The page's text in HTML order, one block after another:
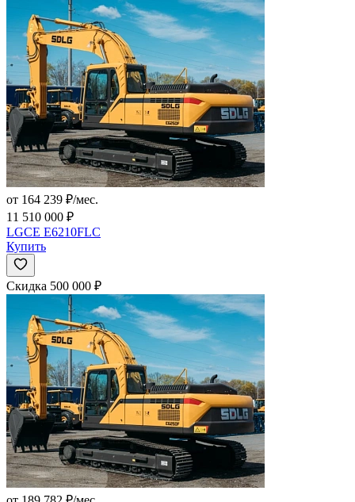
от 164 239 ₽/мес.
11 510 000 ₽
LGCE E6210FLC
Купить
Скидка 500 000 ₽